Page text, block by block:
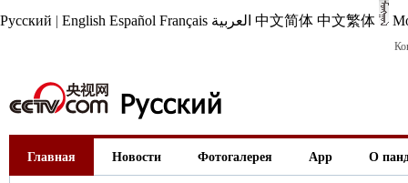
Русский | English Español Français العربية 中文简体 中文繁体
Главная Новости Фотогалерея App О